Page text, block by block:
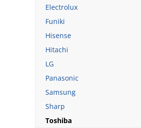
Electrolux
Funiki
Hisense
Hitachi
LG
Panasonic
Samsung
Sharp
Toshiba
tại
14.090.000₫.